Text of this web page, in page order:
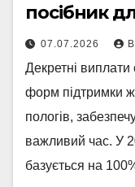
посібник
07.07.2026
Декретні
форм підтримки
пологів,
важливий час. У
базується на